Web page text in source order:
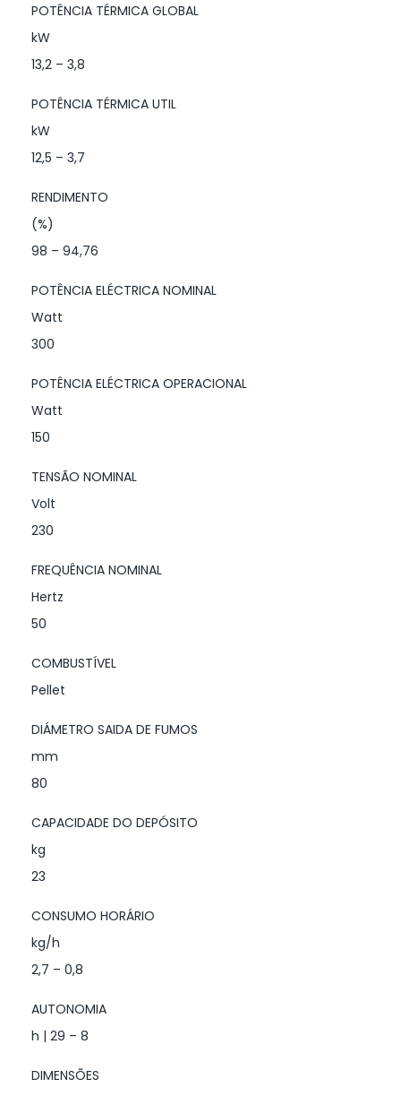
POTÊNCIA TÉRMICA GLOBAL
kW
13,2 – 3,8
POTÊNCIA TÉRMICA UTIL
kW
12,5 – 3,7
RENDIMENTO
(%)
98 – 94,76
POTÊNCIA ELÉCTRICA NOMINAL
Watt
300
POTÊNCIA ELÉCTRICA OPERACIONAL
Watt
150
TENSÃO NOMINAL
Volt
230
FREQUÊNCIA NOMINAL
Hertz
50
COMBUSTÍVEL
Pellet
DIÁMETRO SAIDA DE FUMOS
mm
80
CAPACIDADE DO DEPÓSITO
kg
23
CONSUMO HORÁRIO
kg/h
2,7 – 0,8
AUTONOMIA
h | 29 – 8
DIMENSÕES